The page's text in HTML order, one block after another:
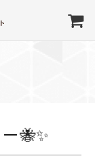
🐝✨